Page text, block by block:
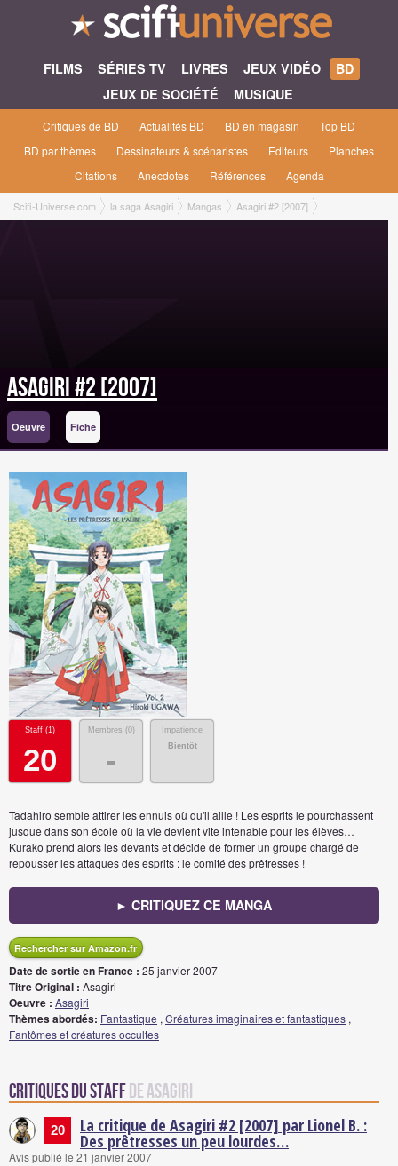
FILMS SÉRIES TV LIVRES JEUX VIDÉO
BD
JEUX DE SOCIÉTÉ
MUSIQUE
Critiques de BD Actualités BD BD en magasin
Top BD
BD par thèmes
Dessinateurs & scénaristes Editeurs
Planches
Citations
Anecdotes Références Agenda
Scifi-Universe.com la saga Asagiri Mangas Asagiri #2 [2007]
Asagiri #2 [2007]
Oeuvre Fiche
Staff (1)
20
Membres (0)
-
Impatience
Bientôt
Tadahiro semble attirer les ennuis où qu'il aille ! Les esprits le pourchassent
jusque dans son école où la vie devient vite intenable pour les élèves…
Kurako prend alors les devants et décide de former un groupe chargé de
repousser les attaques des esprits : le comité des prêtresses !
► CRITIQUEZ CE MANGA
Rechercher sur Amazon.fr
Date de sortie en France : 25 janvier 2007
Titre Original : Asagiri
Oeuvre : Asagiri
Thèmes abordés: Fantastique , Créatures imaginaires et fantastiques ,
Fantômes et créatures occultes
Critiques du staffde Asagiri
20 La critique de Asagiri #2 [2007] par Lionel B. :
Des prêtresses un peu lourdes…
Avis publié le 21 janvier 2007